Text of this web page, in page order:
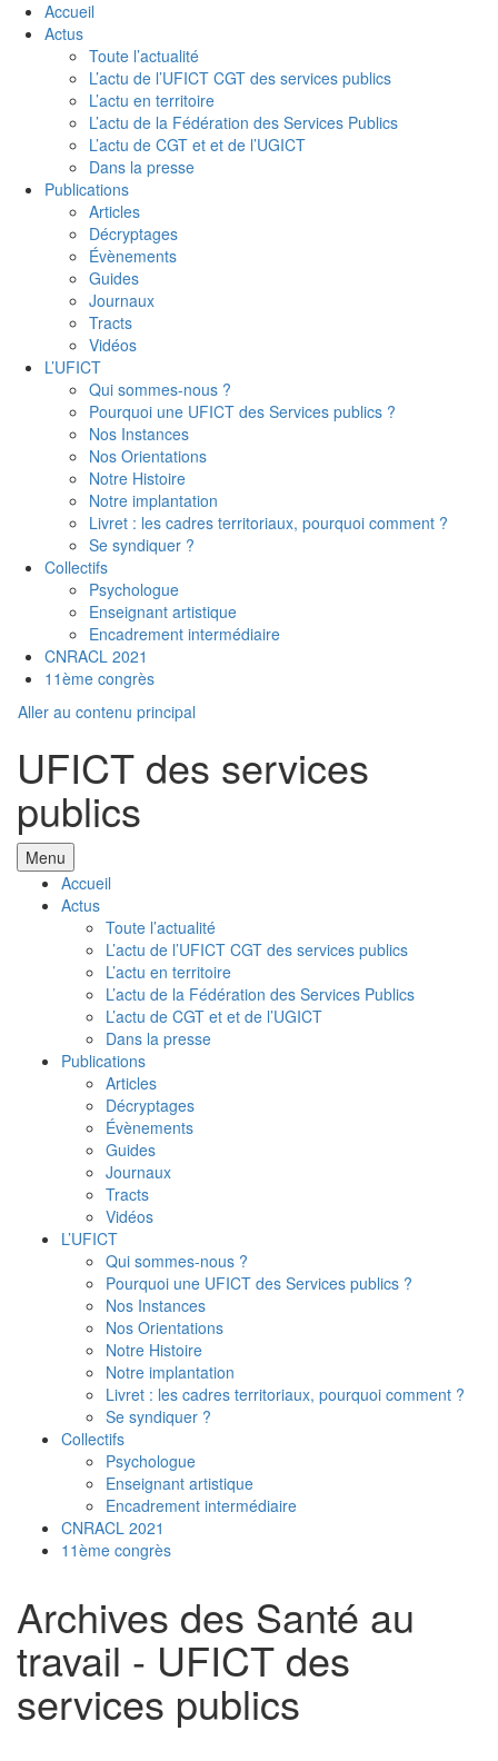
Accueil
Actus
Toute l’actualité
L’actu de l’UFICT CGT des services publics
L’actu en territoire
L’actu de la Fédération des Services Publics
L’actu de CGT et et de l’UGICT
Dans la presse
Publications
Articles
Décryptages
Évènements
Guides
Journaux
Tracts
Vidéos
L’UFICT
Qui sommes-nous ?
Pourquoi une UFICT des Services publics ?
Nos Instances
Nos Orientations
Notre Histoire
Notre implantation
Livret : les cadres territoriaux, pourquoi comment ?
Se syndiquer ?
Collectifs
Psychologue
Enseignant artistique
Encadrement intermédiaire
CNRACL 2021
11ème congrès
Aller au contenu principal
UFICT des services
publics
Menu
Accueil
Actus
Toute l’actualité
L’actu de l’UFICT CGT des services publics
L’actu en territoire
L’actu de la Fédération des Services Publics
L’actu de CGT et et de l’UGICT
Dans la presse
Publications
Articles
Décryptages
Évènements
Guides
Journaux
Tracts
Vidéos
L’UFICT
Qui sommes-nous ?
Pourquoi une UFICT des Services publics ?
Nos Instances
Nos Orientations
Notre Histoire
Notre implantation
Livret : les cadres territoriaux, pourquoi comment ?
Se syndiquer ?
Collectifs
Psychologue
Enseignant artistique
Encadrement intermédiaire
CNRACL 2021
11ème congrès
Archives des Santé au
travail - UFICT des
services publics